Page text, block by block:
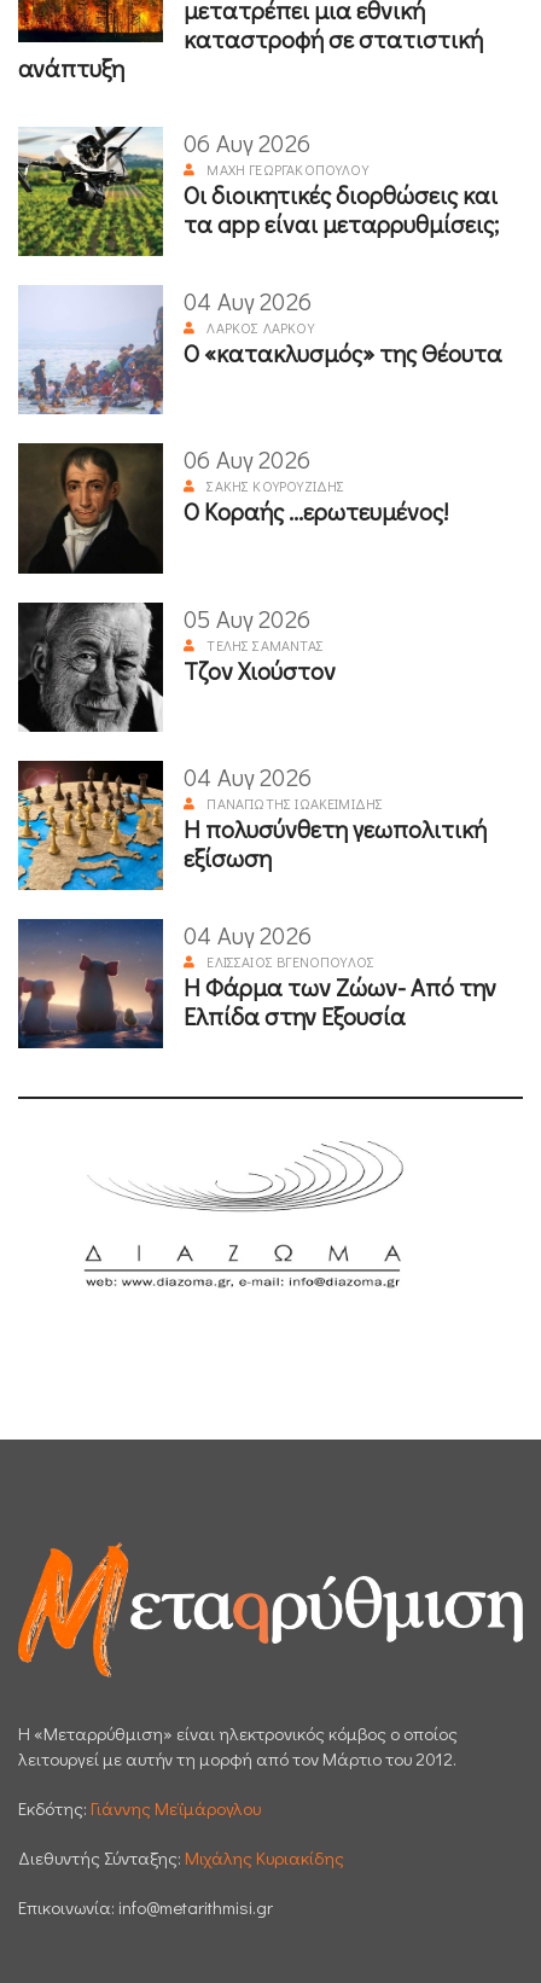
μετατρέπει μια εθνική
καταστροφή σε στατιστική
ανάπτυξη
06 Αυγ 2026
ΜΆΧΗ ΓΕΩΡΓΑΚΟΠΟΎΛΟΥ
Οι διοικητικές διορθώσεις και
τα app είναι μεταρρυθμίσεις;
04 Αυγ 2026
ΛΆΡΚΟΣ ΛΆΡΚΟΥ
Ο «κατακλυσμός» της Θέουτα
06 Αυγ 2026
ΣΆΚΗΣ ΚΟΥΡΟΥΖΊΔΗΣ
Ο Κοραής ...ερωτευμένος!
05 Αυγ 2026
ΤΈΛΗΣ ΣΑΜΑΝΤΆΣ
Τζον Χιούστον
04 Αυγ 2026
ΠΑΝΑΓΙΏΤΗΣ ΙΩΑΚΕΙΜΊΔΗΣ
Η πολυσύνθετη γεωπολιτική
εξίσωση
04 Αυγ 2026
ΕΛΙΣΣΑΊΟΣ ΒΓΕΝΌΠΟΥΛΟΣ
Η Φάρμα των Ζώων- Από την
Ελπίδα στην Εξουσία
H «Μεταρρύθμιση» είναι ηλεκτρονικός κόμβος ο οποίος
λειτουργεί με αυτήν τη μορφή από τον Μάρτιο του 2012.
Εκδότης: Γιάννης Μεϊμάρογλου
Διεθυντής Σύνταξης: Μιχάλης Κυριακίδης
Επικοινωνία: info@metarithmisi.gr